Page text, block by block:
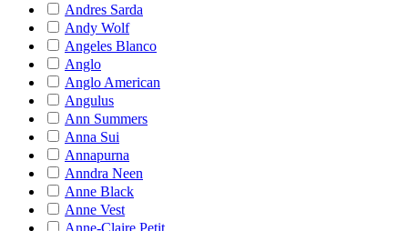
Andres Sarda
Andy Wolf
Angeles Blanco
Anglo
Anglo American
Angulus
Ann Summers
Anna Sui
Annapurna
Anndra Neen
Anne Black
Anne Vest
Anne-Claire Petit